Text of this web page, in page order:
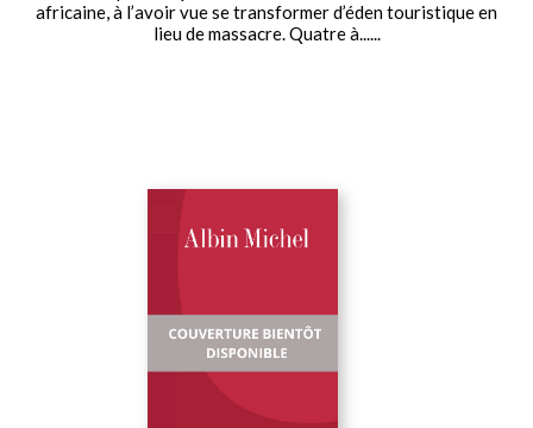
africaine, à l’avoir vue se transformer d’éden touristique en
lieu de massacre. Quatre à......